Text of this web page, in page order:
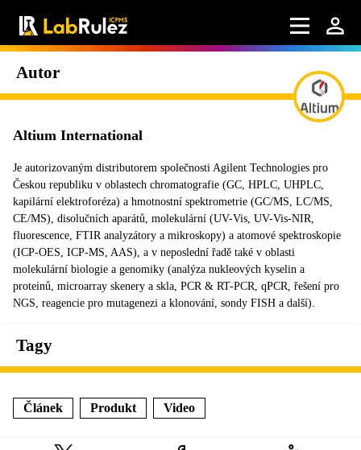
Autor
Altium International
Je autorizovaným distributorem společnosti Agilent Technologies pro
Českou republiku v oblastech chromatografie (GC, HPLC, UHPLC,
kapilární elektroforéza) a hmotnostní spektrometrie (GC/MS, LC/MS,
CE/MS), disolučních aparátů, molekulární (UV-Vis, UV-Vis-NIR,
fluorescence, FTIR analyzátory a mikroskopy) a atomové spektroskopie
(ICP-OES, ICP-MS, AAS), a v neposlední řadě také v oblasti
molekulární biologie a genomiky (analýza nukleových kyselin a
proteinů, microarray skenery a skla, PCR & RT-PCR, qPCR, řešení pro
NGS, reagencie pro mutagenezi a klonování, sondy FISH a další).
Tagy
Článek Produkt Video